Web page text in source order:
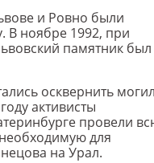
и Ровно были
В ноябре 1992, при
памятник был
осквернить
активисты
провели
для
на Урал.